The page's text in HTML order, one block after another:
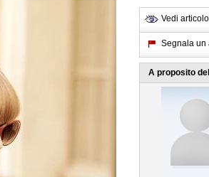
Vedi
Segnala un
A proposito